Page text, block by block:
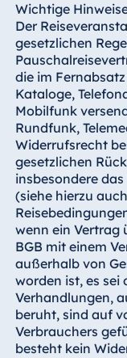
Wichtige
Der
gesetzlichen
die im
Kataloge,
Mobilfunk
Rundfunk,
Widerrufsrecht
gesetzlichen
insbesondere
(siehe hierzu
wenn ein Vertrag
BGB mit einem
außerhalb von
worden ist, es sei
Verhandlungen,
beruht, sind auf
Verbrauchers
besteht kein